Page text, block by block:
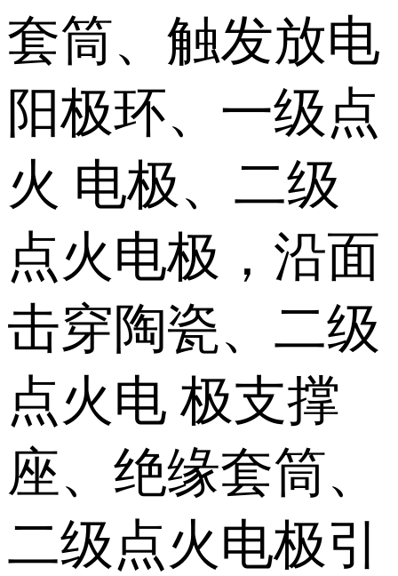
套筒、触发放电
阳极环、一级点
火 电极、二级
点火电极，沿面
击穿陶瓷、二级
点火电 极支撑
座、绝缘套筒、
二级点火电极引